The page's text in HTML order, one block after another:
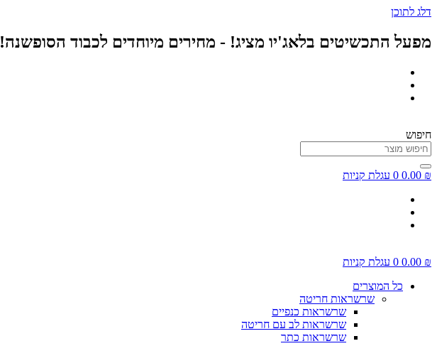
דלג לתוכן
מפעל התכשיטים בלאג'יו מציג! - מחירים מיוחדים לכבוד הסופשנה!
חיפוש
0.00 ₪
0 עגלת קניות
0.00 ₪
0 עגלת קניות
כל המוצרים
שרשראות חריטה
שרשראות כנפיים
שרשראות לב עם חריטה
שרשראות כתר